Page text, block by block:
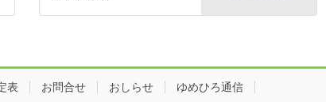
表 お問合せ おしらせ ゆめひろ通信